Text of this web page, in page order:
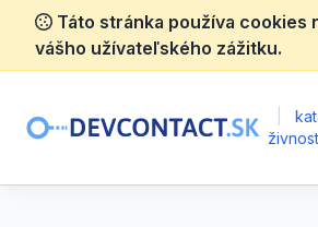
Táto stránka používa cookies
vášho užívateľského zážitku.